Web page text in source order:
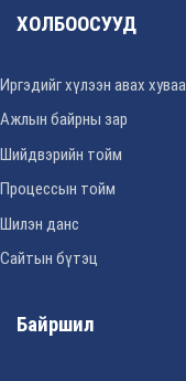
ХОЛБООСУУД
Иргэдийг хүлээн авах
Ажлын байрны зар
Шийдвэрийн тойм
Процессын тойм
Шилэн данс
Сайтын бүтэц
Байршил